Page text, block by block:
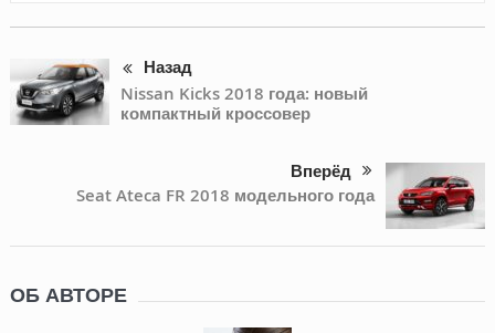
Назад
Nissan Kicks 2018 года: новый
компактный кроссовер
Вперёд
Seat Ateca FR 2018 модельного года
ОБ АВТОРЕ